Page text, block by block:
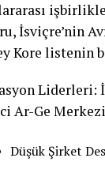
İsviçre’nin
Kore listenin
Liderleri:
Ar-Ge
Düşük Şirket